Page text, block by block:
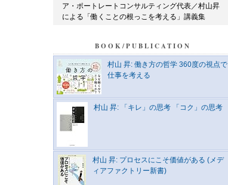
ア・ポートレートコンサルティング代表／村山昇
による「働くことの根っこを考える」講義集
BOOK/PUBLICATION
村山 昇: 働き方の哲学 360度の視点で
仕事を考える
村山 昇: 「キレ」の思考 「コク」の思考
村山 昇: プロセスにこそ価値がある (メデ
ィアファクトリー新書)